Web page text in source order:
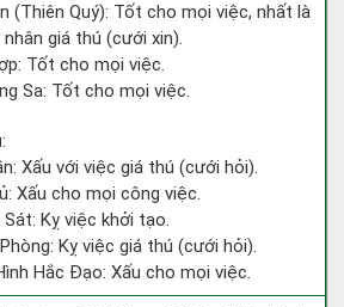
(Thiên Quý): Tốt cho mọi việc, nhất là
giá thú (cưới xin).
Tốt cho mọi việc.
Sa: Tốt cho mọi việc.
:
Xấu với việc giá thú (cưới hỏi).
Xấu cho mọi công việc.
Sát: Kỵ việc khởi tạo.
Kỵ việc giá thú (cưới hỏi).
Hắc Đạo: Xấu cho mọi việc.